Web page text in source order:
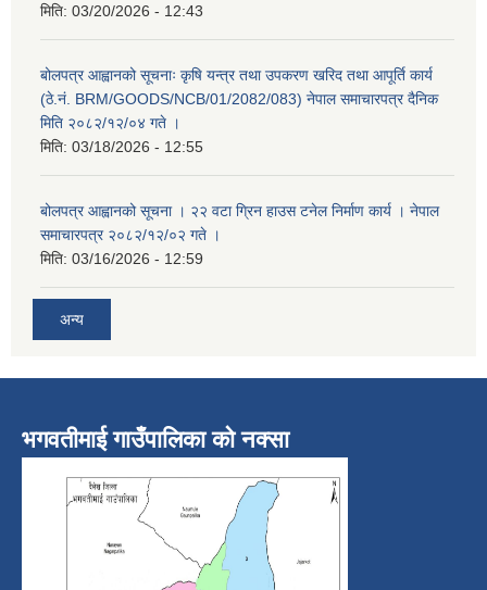
मिति: 03/20/2026 - 12:43
बोलपत्र आह्वानको सूचनाः कृषि यन्त्र तथा उपकरण खरिद तथा आपूर्ति कार्य
(ठे.नं. BRM/GOODS/NCB/01/2082/083) नेपाल समाचारपत्र दैनिक
मिति २०८२/१२/०४ गते ।
मिति: 03/18/2026 - 12:55
बोलपत्र आह्वानको सूचना । २२ वटा ग्रिन हाउस टनेल निर्माण कार्य । नेपाल
समाचारपत्र २०८२/१२/०२ गते ।
मिति: 03/16/2026 - 12:59
अन्य
भगवतीमाई गाउँपालिका को नक्सा